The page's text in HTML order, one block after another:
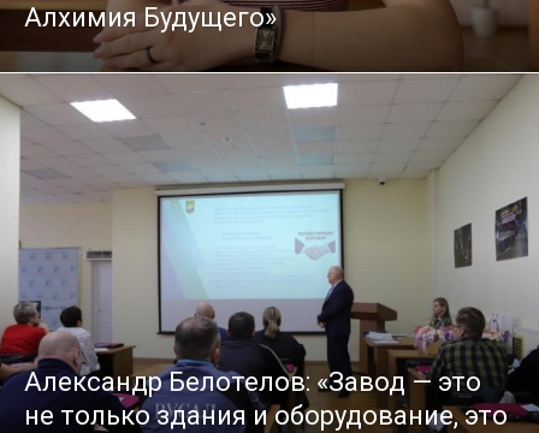
Алхимия Будущего»
Александр Белотелов: «Завод — это
не только здания и оборудование, это